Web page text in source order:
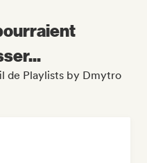
de Playlists by Dmytro